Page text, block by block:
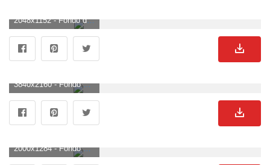
2048x1152 - Fondo de pantalla de 2048x1152. Wallpaper de Bugatti.
3840x2160 - Fondo de pantalla de 3840x2160. Fondo para computadora 4K Ultra HD de Bugatti.
2000x1284 - Fondo de pantalla de 2000x1284. Imágen de Bugatti.